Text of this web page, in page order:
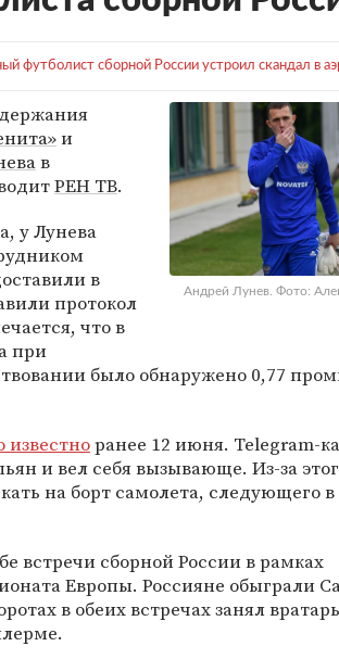
футболист сборной России устроил скандал в
Андрей Лунев. Фото:
и
в
РЕН ТВ.
у Лунева
в
протокол
что в
при
было обнаружено 0,77
известноранее 12 июня. Telegram-
и вел себя вызывающе. Из-за
на борт самолета, следующего
встречи сборной России в рамках
Европы. Россияне обыграли
в обеих встречах занял вратарь